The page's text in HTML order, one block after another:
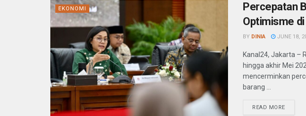
EKONOMI
Percepatan
Optimisme
BY DINIA JUNE 18,
Kanal24, Jakarta –
hingga akhir Mei
mencerminkan
barang ...
READ MORE